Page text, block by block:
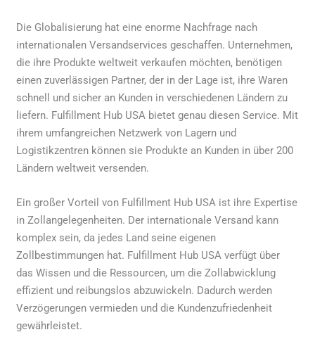
Die Globalisierung hat eine enorme Nachfrage nach
internationalen Versandservices geschaffen. Unternehmen,
die ihre Produkte weltweit verkaufen möchten, benötigen
einen zuverlässigen Partner, der in der Lage ist, ihre Waren
schnell und sicher an Kunden in verschiedenen Ländern zu
liefern. Fulfillment Hub USA bietet genau diesen Service. Mit
ihrem umfangreichen Netzwerk von Lagern und
Logistikzentren können sie Produkte an Kunden in über 200
Ländern weltweit versenden.
Ein großer Vorteil von Fulfillment Hub USA ist ihre Expertise
in Zollangelegenheiten. Der internationale Versand kann
komplex sein, da jedes Land seine eigenen
Zollbestimmungen hat. Fulfillment Hub USA verfügt über
das Wissen und die Ressourcen, um die Zollabwicklung
effizient und reibungslos abzuwickeln. Dadurch werden
Verzögerungen vermieden und die Kundenzufriedenheit
gewährleistet.